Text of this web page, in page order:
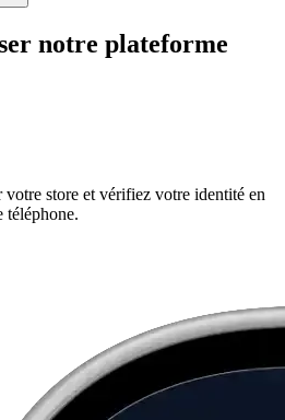
notre plateforme
store et vérifiez votre identité en
téléphone.